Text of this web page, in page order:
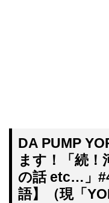
DA PUMP
ます！「続！
の話 etc…」
語】（現「